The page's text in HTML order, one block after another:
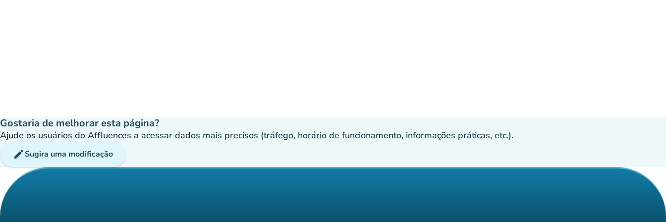
Gostaria de melhorar esta página?
Ajude os usuários do Affluences a acessar dados mais precisos (tráfego, horário de funcionamento, informações práticas, etc.).
editSugira uma modificação